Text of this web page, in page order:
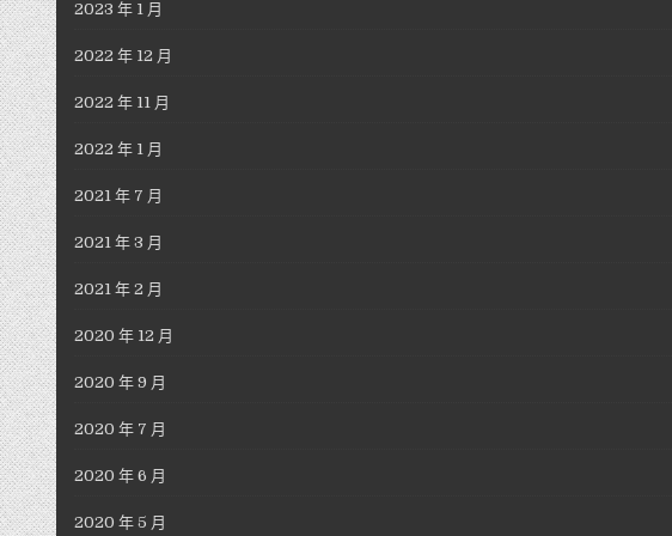
2023 年 1 月
2022 年 12 月
2022 年 11 月
2022 年 1 月
2021 年 7 月
2021 年 3 月
2021 年 2 月
2020 年 12 月
2020 年 9 月
2020 年 7 月
2020 年 6 月
2020 年 5 月